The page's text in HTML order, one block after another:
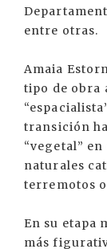
entre otras.
Amaia
tipo de obra
transición
“vegetal”
naturales
terremotos
En su etapa
más